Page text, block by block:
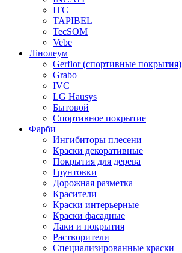
ITC
TAPIBEL
TecSOM
Vebe
Лінолеум
Gerflor (спортивные покрытия)
Grabo
IVC
LG Hausys
Бытовой
Спортивное покрытие
Фарби
Ингибиторы плесени
Краски декоративные
Покрытия для дерева
Грунтовки
Дорожная разметка
Красители
Краски интерьерные
Краски фасадные
Лаки и покрытия
Растворители
Специализированные краски